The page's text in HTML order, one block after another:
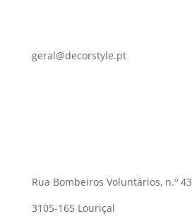
geral@decorstyle.pt
Rua Bombeiros Voluntários, n.º 43
3105-165 Louriçal